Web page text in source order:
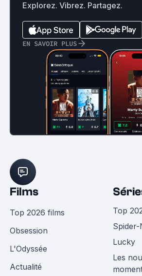
Explorez. Vibrez. Partagez.
EN SAVOIR PLUS
Films
Top 2026 films
Obsession
L'Odyssée
Actualité
Top
Lucky
Les